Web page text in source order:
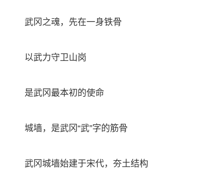
武冈之魂，先在一身铁骨
以武力守卫山岗
是武冈最本初的使命
城墙，是武冈“武”字的筋骨
武冈城墙始建于宋代，夯土结构